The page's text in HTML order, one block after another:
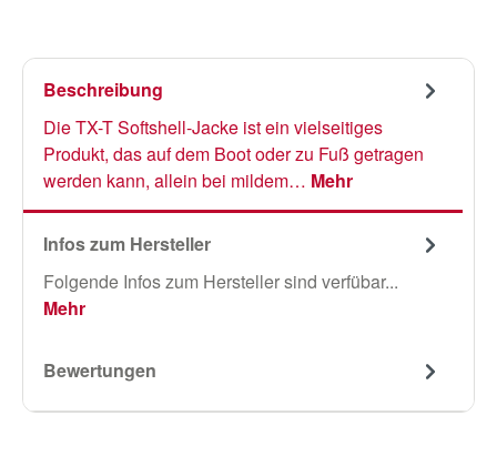
Beschreibung
Die TX-T Softshell-Jacke ist ein vielseitiges
Produkt, das auf dem Boot oder zu Fuß getragen
werden kann, allein bei mildem… Mehr
Infos zum Hersteller
Folgende Infos zum Hersteller sind verfübar...
Mehr
Bewertungen